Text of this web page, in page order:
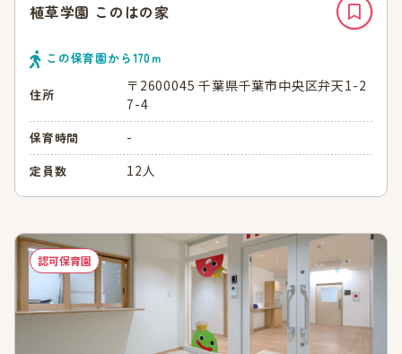
植草学園 このはの家
この保育園から170ｍ
住所
〒2600045 千葉県千葉市中央区弁天1-2
7-4
保育時間 -
定員数 12人
認可保育園